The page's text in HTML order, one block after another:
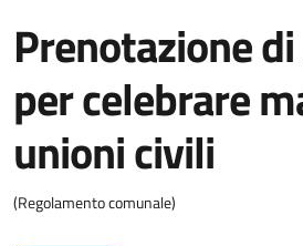
Prenotazione
per celebrare
unioni civili
(Regolamento comunale)